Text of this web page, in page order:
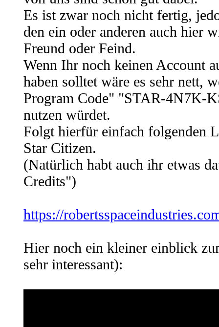
Es ist zwar noch nicht fertig,
den ein oder anderen auch hier
Freund oder Feind.
Wenn Ihr noch keinen Account
haben solltet wäre es sehr nett,
Program Code" "STAR-4N7K-
nutzen würdet.
Folgt hierfür einfach folgenden
Star Citizen.
(Natürlich habt auch ihr etwas
Credits")
https://
Hier noch ein kleiner einblick
sehr interessant):